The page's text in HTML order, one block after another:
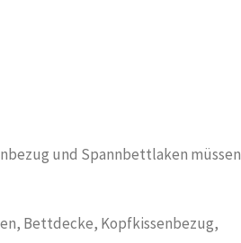
und Spannbettlaken müssen
Bettdecke, Kopfkissenbezug,